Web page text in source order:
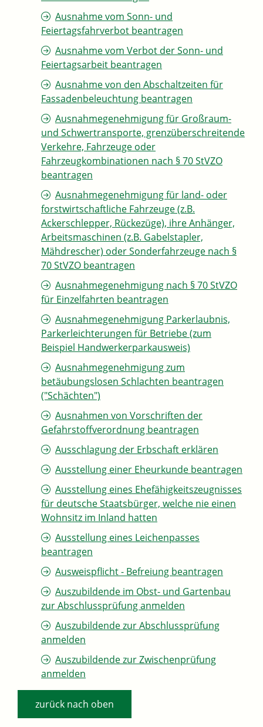
Ausnahme vom Sonn- und
Feiertagsfahrverbot beantragen
Ausnahme vom Verbot der Sonn- und
Feiertagsarbeit beantragen
Ausnahme von den Abschaltzeiten für
Fassadenbeleuchtung beantragen
Ausnahmegenehmigung für Großraum-
und Schwertransporte, grenzüberschreitende
Verkehre, Fahrzeuge oder
Fahrzeugkombinationen nach § 70 StVZO
beantragen
Ausnahmegenehmigung für land- oder
forstwirtschaftliche Fahrzeuge (z.B.
Ackerschlepper, Rückezüge), ihre Anhänger,
Arbeitsmaschinen (z.B. Gabelstapler,
Mähdrescher) oder Sonderfahrzeuge nach §
70 StVZO beantragen
Ausnahmegenehmigung nach § 70 StVZO
für Einzelfahrten beantragen
Ausnahmegenehmigung Parkerlaubnis,
Parkerleichterungen für Betriebe (zum
Beispiel Handwerkerparkausweis)
Ausnahmegenehmigung zum
betäubungslosen Schlachten beantragen
("Schächten")
Ausnahmen von Vorschriften der
Gefahrstoffverordnung beantragen
Ausschlagung der Erbschaft erklären
Ausstellung einer Eheurkunde beantragen
Ausstellung eines Ehefähigkeitszeugnisses
für deutsche Staatsbürger, welche nie einen
Wohnsitz im Inland hatten
Ausstellung eines Leichenpasses
beantragen
Ausweispflicht - Befreiung beantragen
Auszubildende im Obst- und Gartenbau
zur Abschlussprüfung anmelden
Auszubildende zur Abschlussprüfung
anmelden
Auszubildende zur Zwischenprüfung
anmelden
zurück nach oben